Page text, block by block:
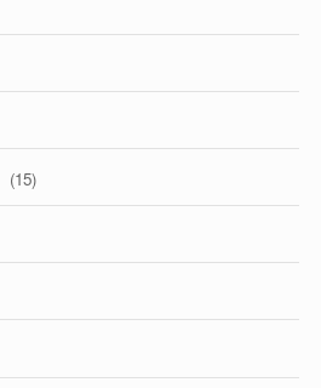
(5)
(7)
(5)
(15)